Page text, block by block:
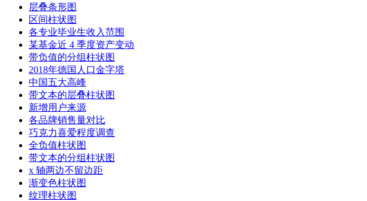
层叠条形图
区间柱状图
各专业毕业生收入范围
某基金近 4 季度资产变动
带负值的分组柱状图
2018年德国人口金字塔
中国五大高峰
带文本的层叠柱状图
新增用户来源
各品牌销售量对比
巧克力喜爱程度调查
全负值柱状图
带文本的分组柱状图
x 轴两边不留边距
渐变色柱状图
纹理柱状图